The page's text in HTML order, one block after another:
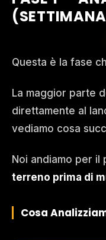
Questa è la fase
La maggior parte
direttamente al
vediamo cosa
Noi andiamo per
terreno prima di
Cosa